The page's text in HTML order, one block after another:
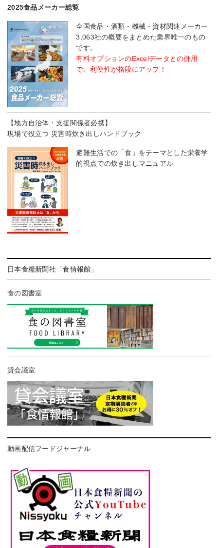
2025食品メーカー総覧
全国食品・酒類・機械・資材関連メーカー
3,063社の概要をまとめた業界唯一のもの
です。
有料オプションのExcelデータとの併用
で、利便性が格段にアップ！
【地方自治体・支援関係者必携】
現場で役立つ 災害時炊き出しハンドブック
避難生活での「食」をテーマとした栄養学
的視点での炊き出しマニュアル
日本食糧新聞社「食情報館」
食の図書室
貸会議室
動画配信フードジャーナル